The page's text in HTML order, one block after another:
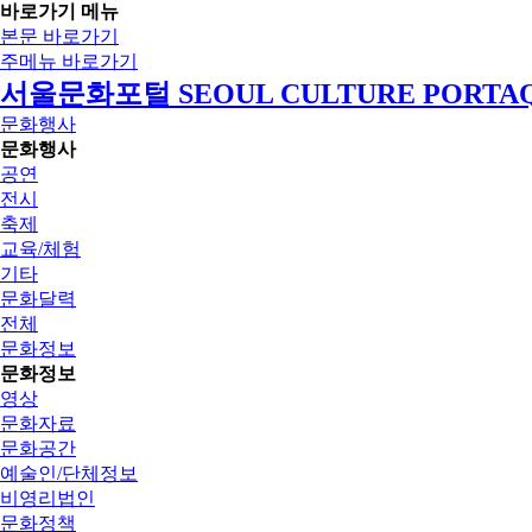
바로가기 메뉴
본문 바로가기
주메뉴 바로가기
서울문화포털 SEOUL CULTURE
문화행사
문화행사
공연
전시
축제
교육/체험
기타
문화달력
전체
문화정보
문화정보
영상
문화자료
문화공간
예술인/단체정보
비영리법인
문화정책